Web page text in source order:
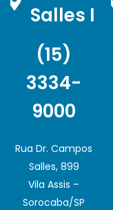
Salles I
(15)
3334-
9000
Rua Dr. Campos
Salles, 899
Vila Assis –
Sorocaba/SP